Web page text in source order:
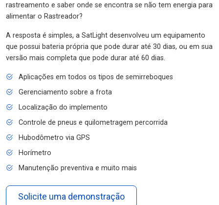
rastreamento e saber onde se encontra se não tem energia para
alimentar o Rastreador?
A resposta é simples, a SatLight desenvolveu um equipamento
que possui bateria própria que pode durar até 30 dias, ou em sua
versão mais completa que pode durar até 60 dias.
Aplicações em todos os tipos de semirreboques
Gerenciamento sobre a frota
Localização do implemento
Controle de pneus e quilometragem percorrida
Hubodômetro via GPS
Horímetro
Manutenção preventiva e muito mais
Solicite uma demonstração